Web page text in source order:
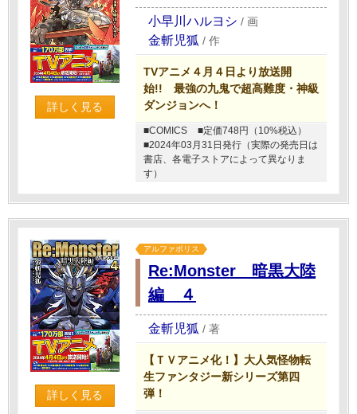
詳しく見る
小早川ハルヨシ / 画
金斬児狐 / 作
TVアニメ４月４日より放送開
始!! 最強の九鬼で超高難度・神級
ダンジョンへ！
■COMICS
■定価748円（10%税込）
■2024年03月31日発行（実際の発売日は
書店、各電子ストアによって異なりま
す）
詳しく見る
アルファポリス
Re:Monster 暗黒大陸
編 ４
金斬児狐 / 著
【ＴＶアニメ化！】大人気怪物転
生ファンタジー新シリーズ第四
弾！